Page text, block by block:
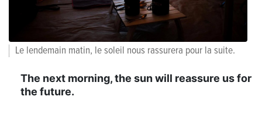
Le lendemain matin, le soleil nous rassurera pour la suite.
The next morning, the sun will reassure us for
the future.